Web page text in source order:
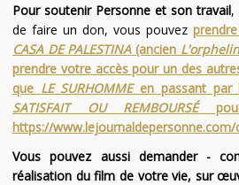
Pour soutenir Personne et son travail,
de faire un don, vous pouvez
CASA DE PALESTINA(ancien
prendre votre accès pour un des
que LE SURHOMMEen passant par
SATISFAIT OU REMBOURSÉ
https://
Vous pouvez aussi demander -
réalisation du film de votre vie, sur